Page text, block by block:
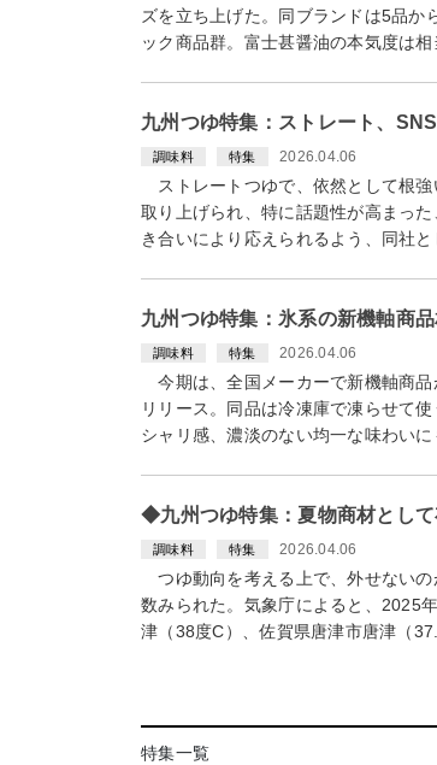
ズを立ち上げた。同ブランドは5品か
ック商品群。富士甚醤油の本気度は
九州つゆ特集：ストレート、
調味料 特集 2026.04.06
ストレートつゆで、依然として根
取り上げられ、特に話題性が高まっ
き合いにより応えられるよう、同社
九州つゆ特集：氷系の新機軸商
調味料 特集 2026.04.06
今期は、全国メーカーで新機軸商
リリース。同品は冷凍庫で凍らせて
シャリ感、濃淡のない均一な味わい
◆九州つゆ特集：夏物商材とし
調味料 特集 2026.04.06
つゆ動向を考える上で、外せない
数みられた。気象庁によると、2025
津（38度C）、佐賀県唐津市唐津（
特集一覧